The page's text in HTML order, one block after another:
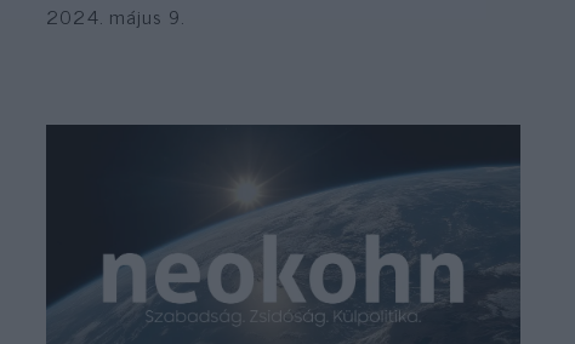
2024. május 9.